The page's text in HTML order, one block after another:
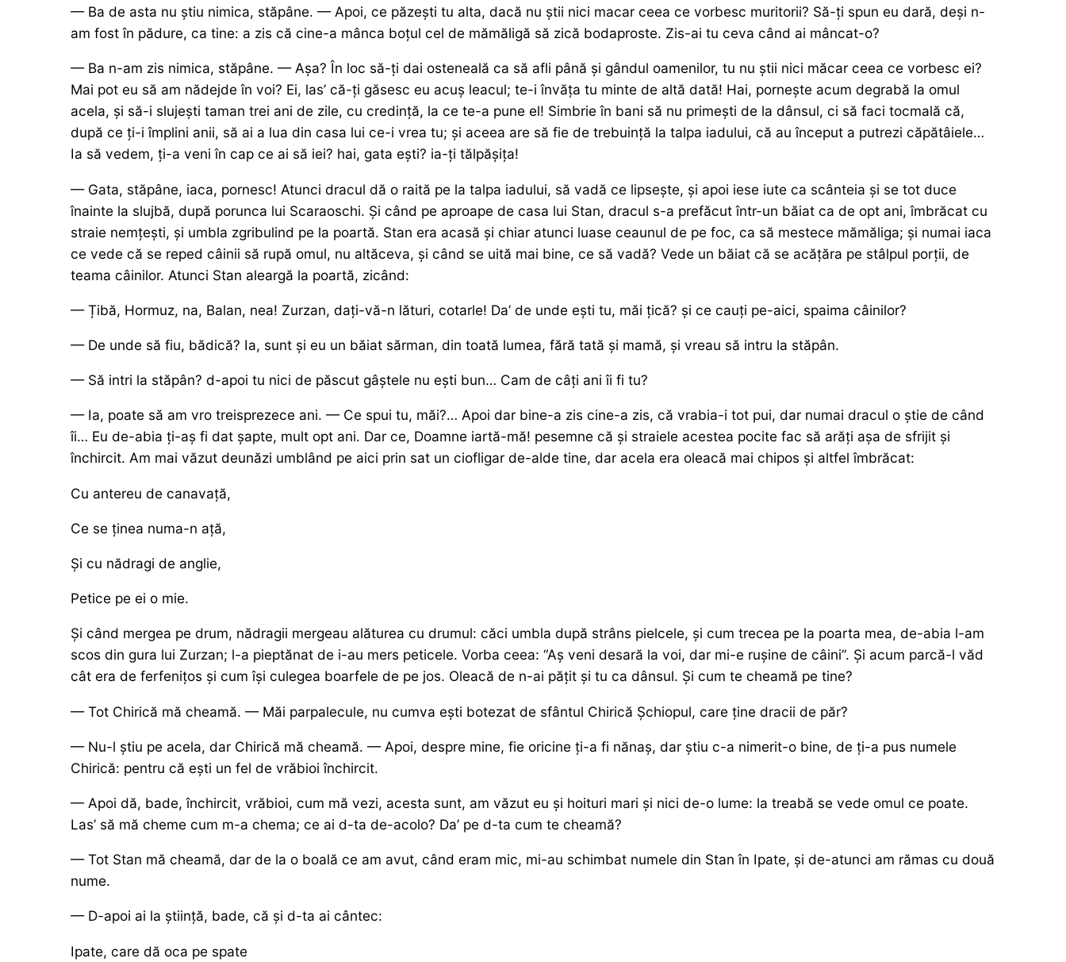
— Ba de asta nu știu nimica, stăpâne. — Apoi, ce păzești tu alta, dacă nu știi nici macar ceea ce vorbesc muritorii? Să-ți spun eu dară, deși n-
am fost în pădure, ca tine: a zis că cine-a mânca boțul cel de mămăligă să zică bodaproste. Zis-ai tu ceva când ai mâncat-o?
— Ba n-am zis nimica, stăpâne. — Așa? În loc să-ți dai osteneală ca să afli până și gândul oamenilor, tu nu știi nici măcar ceea ce vorbesc ei?
Mai pot eu să am nădejde în voi? Ei, las’ că-ți găsesc eu acuș leacul; te-i învăța tu minte de altă dată! Hai, pornește acum degrabă la omul
acela, și să-i slujești taman trei ani de zile, cu credință, la ce te-a pune el! Simbrie în bani să nu primești de la dânsul, ci să faci tocmală că,
după ce ți-i împlini anii, să ai a lua din casa lui ce-i vrea tu; și aceea are să fie de trebuință la talpa iadului, că au început a putrezi căpătâiele…
Ia să vedem, ți-a veni în cap ce ai să iei? hai, gata ești? ia-ți tălpășița!
— Gata, stăpâne, iaca, pornesc! Atunci dracul dă o raită pe la talpa iadului, să vadă ce lipsește, și apoi iese iute ca scânteia și se tot duce
înainte la slujbă, după porunca lui Scaraoschi. Și când pe aproape de casa lui Stan, dracul s-a prefăcut într-un băiat ca de opt ani, îmbrăcat cu
straie nemțești, și umbla zgribulind pe la poartă. Stan era acasă și chiar atunci luase ceaunul de pe foc, ca să mestece mămăliga; și numai iaca
ce vede că se reped câinii să rupă omul, nu altăceva, și când se uită mai bine, ce să vadă? Vede un băiat că se acățăra pe stâlpul porții, de
teama câinilor. Atunci Stan aleargă la poartă, zicând:
— Țibă, Hormuz, na, Balan, nea! Zurzan, dați-vă-n lături, cotarle! Da’ de unde ești tu, măi țică? și ce cauți pe-aici, spaima câinilor?
— De unde să fiu, bădică? Ia, sunt și eu un băiat sărman, din toată lumea, fără tată și mamă, și vreau să intru la stăpân.
— Să intri la stăpân? d-apoi tu nici de păscut gâștele nu ești bun… Cam de câți ani îi fi tu?
— Ia, poate să am vro treisprezece ani. — Ce spui tu, măi?… Apoi dar bine-a zis cine-a zis, că vrabia-i tot pui, dar numai dracul o știe de când
îi… Eu de-abia ți-aș fi dat șapte, mult opt ani. Dar ce, Doamne iartă-mă! pesemne că și straiele acestea pocite fac să arăți așa de sfrijit și
închircit. Am mai văzut deunăzi umblând pe aici prin sat un ciofligar de-alde tine, dar acela era oleacă mai chipos și altfel îmbrăcat:
Cu antereu de canavață,
Ce se ținea numa-n ață,
Și cu nădragi de anglie,
Petice pe ei o mie.
Și când mergea pe drum, nădragii mergeau alăturea cu drumul: căci umbla după strâns pielcele, și cum trecea pe la poarta mea, de-abia l-am
scos din gura lui Zurzan; l-a pieptănat de i-au mers peticele. Vorba ceea: “Aș veni desară la voi, dar mi-e rușine de câini”. Și acum parcă-l văd
cât era de ferfenițos și cum își culegea boarfele de pe jos. Oleacă de n-ai pățit și tu ca dânsul. Și cum te cheamă pe tine?
— Tot Chirică mă cheamă. — Măi parpalecule, nu cumva ești botezat de sfântul Chirică Șchiopul, care ține dracii de păr?
— Nu-l știu pe acela, dar Chirică mă cheamă. — Apoi, despre mine, fie oricine ți-a fi nănaș, dar știu c-a nimerit-o bine, de ți-a pus numele
Chirică: pentru că ești un fel de vrăbioi închircit.
— Apoi dă, bade, închircit, vrăbioi, cum mă vezi, acesta sunt, am văzut eu și hoituri mari și nici de-o lume: la treabă se vede omul ce poate.
Las’ să mă cheme cum m-a chema; ce ai d-ta de-acolo? Da’ pe d-ta cum te cheamă?
— Tot Stan mă cheamă, dar de la o boală ce am avut, când eram mic, mi-au schimbat numele din Stan în Ipate, și de-atunci am rămas cu două
nume.
— D-apoi ai la știință, bade, că și d-ta ai cântec:
Ipate, care dă oca pe spate